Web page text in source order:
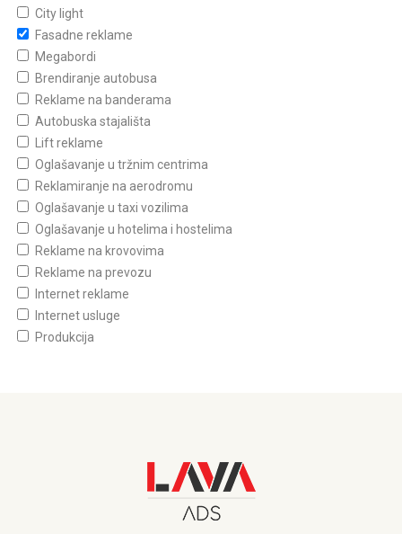
City light
Fasadne reklame
Megabordi
Brendiranje autobusa
Reklame na banderama
Autobuska stajališta
Lift reklame
Oglašavanje u tržnim centrima
Reklamiranje na aerodromu
Oglašavanje u taxi vozilima
Oglašavanje u hotelima i hostelima
Reklame na krovovima
Reklame na prevozu
Internet reklame
Internet usluge
Produkcija